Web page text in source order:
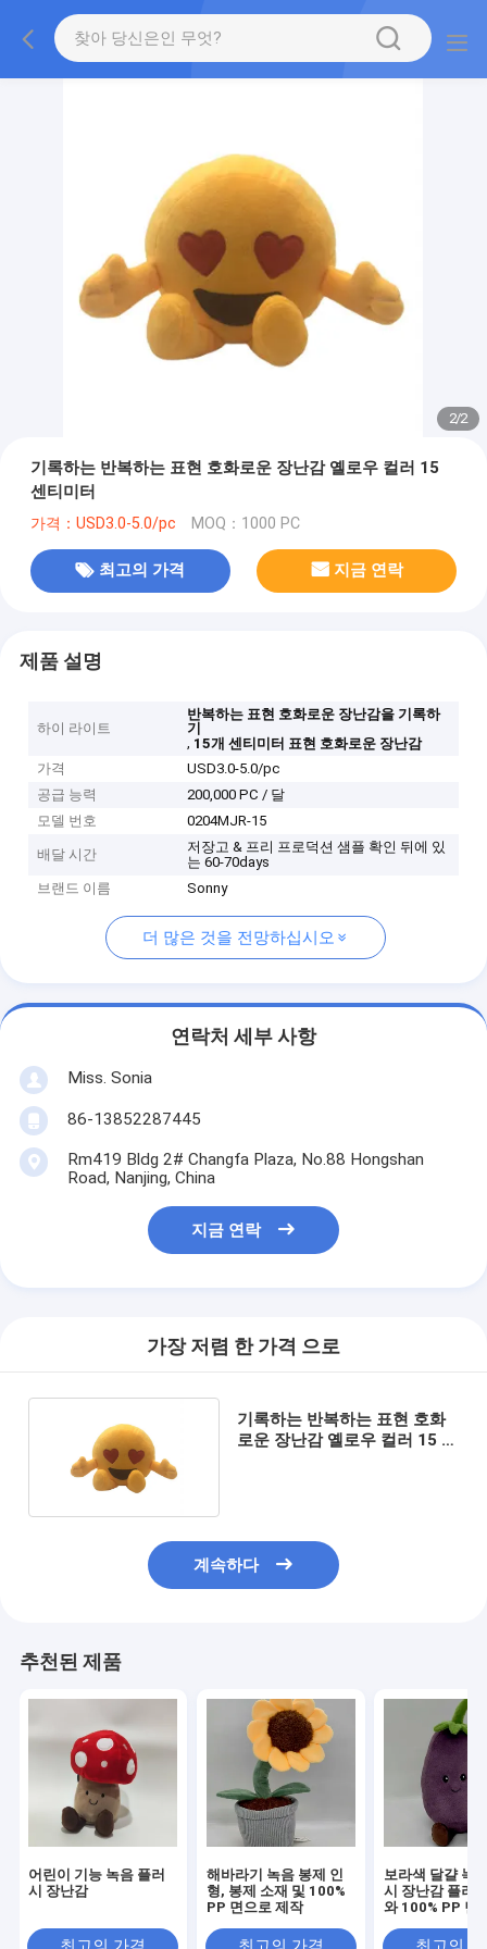
2/2
기록하는 반복하는 표현 호화로운 장난감 옐로우 컬러 15
센티미터
가격：USD3.0-5.0/pc MOQ：1000 PC
최고의 가격 지금 연락
제품 설명
하이 라이트
반복하는 표현 호화로운 장난감을 기록하
기
, 15개 센티미터 표현 호화로운 장난감
가격
USD3.0-5.0/pc
공급 능력
200,000 PC / 달
모델 번호
0204MJR-15
배달 시간
저장고 & 프리 프로덕션 샘플 확인 뒤에 있
는 60-70days
브랜드 이름
Sonny
더 많은 것을 전망하십시오
연락처 세부 사항
Miss. Sonia
86-13852287445
Rm419 Bldg 2# Changfa Plaza, No.88 Hongshan
Road, Nanjing, China
지금 연락
가장 저렴 한 가격 으로
기록하는 반복하는 표현 호화
로운 장난감 옐로우 컬러 15 센
계속하다
추천된 제품
어린이 기능 녹음 플러
시 장난감
해바라기 녹음 봉제 인
형, 봉제 소재 및 100%
PP 면으로 제작
보라색 달걀 녹
시 장난감 플러
와 100% PP 면